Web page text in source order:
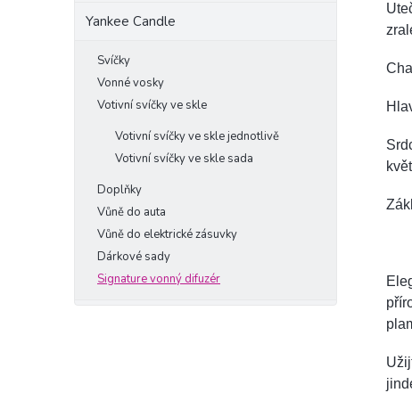
Yankee Candle
Svíčky
Vonné vosky
Votivní svíčky ve skle
Votivní svíčky ve skle jednotlivě
Votivní svíčky ve skle sada
Doplňky
Vůně do auta
Vůně do elektrické zásuvky
Dárkové sady
Signature vonný difuzér
květ